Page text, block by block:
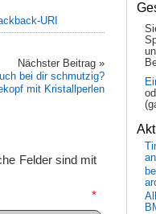
URI
Nächster Beitrag »
bei dir schmutzig?
mit Kristallperlen
Felder sind mit
*